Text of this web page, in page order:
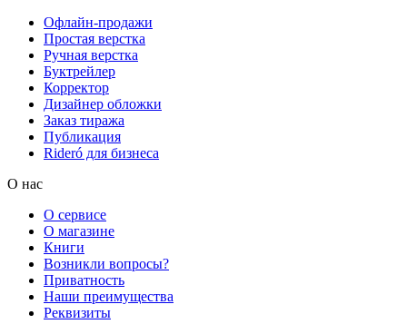
Офлайн-продажи
Простая верстка
Ручная верстка
Буктрейлер
Корректор
Дизайнер обложки
Заказ тиража
Публикация
Rideró для бизнеса
О нас
О сервисе
О магазине
Книги
Возникли вопросы?
Приватность
Наши преимущества
Реквизиты